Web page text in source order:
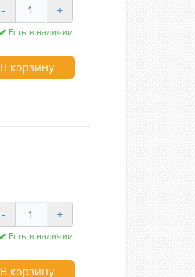
- +
Есть в наличии
В корзину
- +
Есть в наличии
В корзину